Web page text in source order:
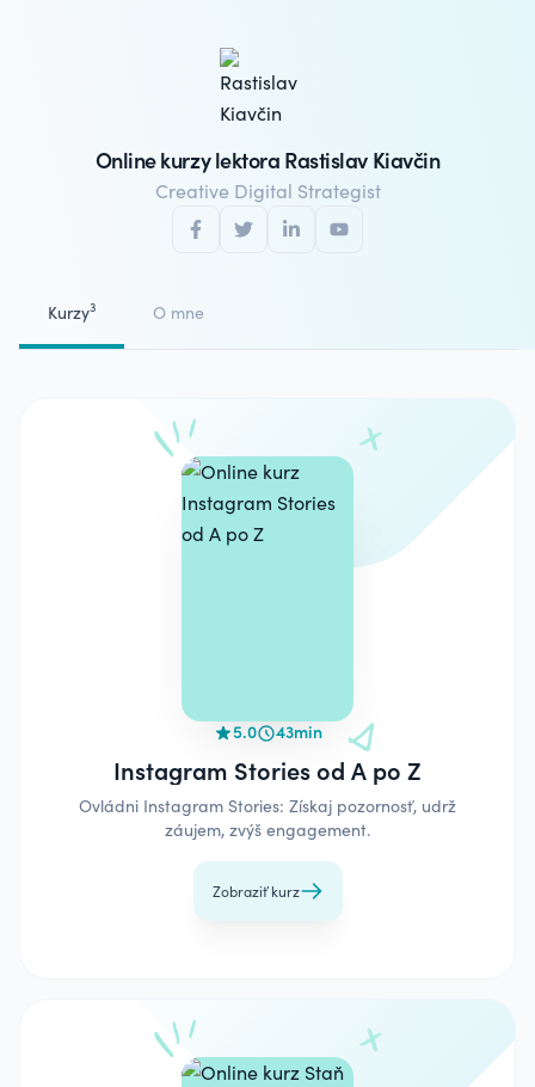
Online kurzy lektora Rastislav Kiavčin
Creative Digital Strategist
Kurzy3 O mne
5.0 43min
Instagram Stories od A po Z
Ovládni Instagram Stories: Získaj pozornosť, udrž
záujem, zvýš engagement.
Zobraziť kurz